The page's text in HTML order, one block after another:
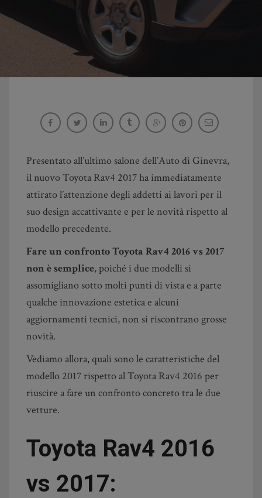
Toyota Rav4 2016 vs 2017, suv a confronto in
casa Toyota
Presentato all’ultimo salone dell’Auto di Ginevra,
il nuovo Toyota Rav4 2017 ha immediatamente
attirato l’attenzione degli addetti ai lavori per il
suo design accattivante e per le novità rispetto al
modello precedente.
Fare un confronto Toyota Rav4 2016 vs 2017
non è semplice, poiché i due modelli si
assomigliano sotto molti punti di vista e a parte
qualche innovazione estetica e alcuni
aggiornamenti tecnici, non si riscontrano grosse
novità.
Vediamo allora, quali sono le caratteristiche del
modello 2017 rispetto al Toyota Rav4 2016 per
riuscire a fare un confronto concreto tra le due
vetture.
Toyota Rav4 2016
vs 2017: